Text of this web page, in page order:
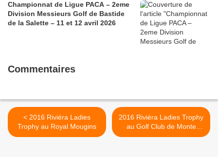
Championnat de Ligue PACA – 2eme
Division Messieurs Golf de Bastide
de la Salette – 11 et 12 avril 2026
Commentaires
< 2016 Riviéra Ladies
Trophy au Royal Mougins
2016 Riviéra Ladies Trophy
au Golf Club de Monte
Carlo >